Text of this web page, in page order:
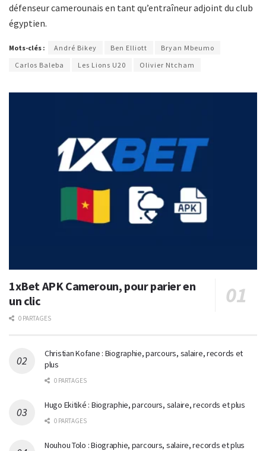
défenseur camerounais en tant qu’entraîneur adjoint du club
égyptien.
Mots-clés : André Bikey Ben Elliott
Bryan Mbeumo
Carlos Baleba
Les Lions U20 Olivier Ntcham
1xBet APK Cameroun, pour parier en
un clic
0 PARTAGES
Christian Kofane : Biographie, parcours, salaire, records et
plus
0 PARTAGES
Hugo Ekitiké : Biographie, parcours, salaire, records et plus
0 PARTAGES
Nouhou Tolo : Biographie, parcours, salaire, records et plus